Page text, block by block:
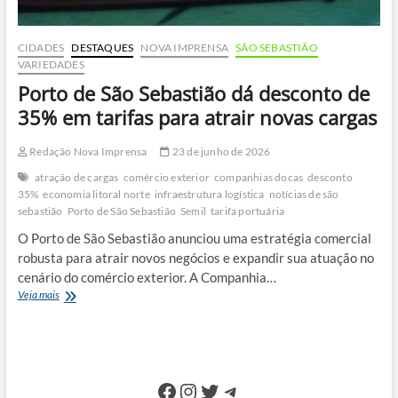
CIDADES DESTAQUES NOVA IMPRENSA SÃO SEBASTIÃO
VARIEDADES
Porto de São Sebastião dá desconto de
35% em tarifas para atrair novas cargas
Redação Nova Imprensa
23 de junho de 2026
atração de cargas comércio exterior companhias docas desconto
35% economia litoral norte infraestrutura logística notícias de são
sebastião Porto de São Sebastião Semil tarifa portuária
O Porto de São Sebastião anunciou uma estratégia comercial
robusta para atrair novos negócios e expandir sua atuação no
cenário do comércio exterior. A Companhia…
Veja maisPorto
Facebook
Instagram
Twitter
Telegram